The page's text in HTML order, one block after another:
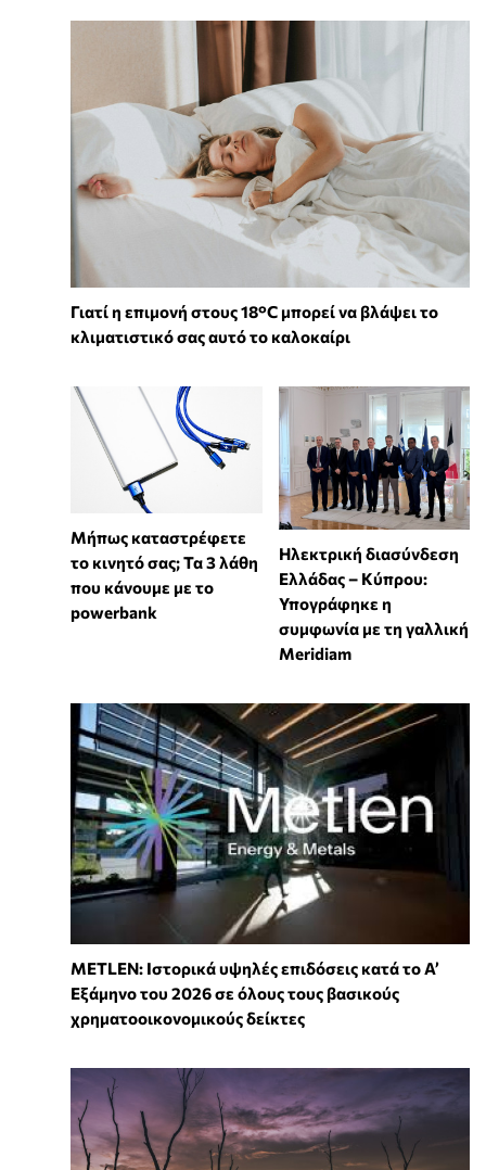
Γιατί η επιμονή στους 18°C μπορεί να βλάψει το
κλιματιστικό σας αυτό το καλοκαίρι
Μήπως καταστρέφετε
το κινητό σας; Τα 3 λάθη
που κάνουμε με το
powerbank
Ηλεκτρική διασύνδεση
Ελλάδας – Κύπρου:
Υπογράφηκε η
συμφωνία με τη γαλλική
Meridiam
METLEN: Ιστορικά υψηλές επιδόσεις κατά το Α’
Εξάμηνο του 2026 σε όλους τους βασικούς
χρηματοοικονομικούς δείκτες